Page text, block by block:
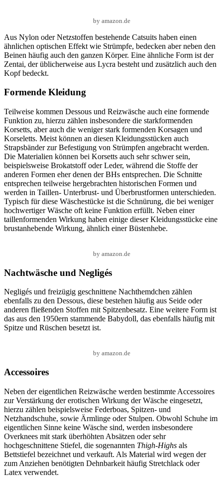
by amazon.de
Aus Nylon oder Netzstoffen bestehende Catsuits haben einen
ähnlichen optischen Effekt wie Strümpfe, bedecken aber neben den
Beinen häufig auch den ganzen Körper. Eine ähnliche Form ist der
Zentai, der üblicherweise aus Lycra besteht und zusätzlich auch den
Kopf bedeckt.
Formende Kleidung
Teilweise kommen Dessous und Reizwäsche auch eine formende
Funktion zu, hierzu zählen insbesondere die starkformenden
Korsetts, aber auch die weniger stark formenden Korsagen und
Korseletts. Meist können an diesen Kleidungsstücken auch
Strapsbänder zur Befestigung von Strümpfen angebracht werden.
Die Materialien können bei Korsetts auch sehr schwer sein,
beispielsweise Brokatstoff oder Leder, während die Stoffe der
anderen Formen eher denen der BHs entsprechen. Die Schnitte
entsprechen teilweise hergebrachten historischen Formen und
werden in Taillen- Unterbrust- und Überbrustformen unterschieden.
Typisch für diese Wäschestücke ist die Schnürung, die bei weniger
hochwertiger Wäsche oft keine Funktion erfüllt. Neben einer
taillenformenden Wirkung haben einige dieser Kleidungsstücke eine
brustanhebende Wirkung, ähnlich einer Büstenhebe.
by amazon.de
Nachtwäsche und Negligés
Negligés und freizügig geschnittene Nachthemdchen zählen
ebenfalls zu den Dessous, diese bestehen häufig aus Seide oder
anderen fließenden Stoffen mit Spitzenbesatz. Eine weitere Form ist
das aus den 1950ern stammende Babydoll, das ebenfalls häufig mit
Spitze und Rüschen besetzt ist.
by amazon.de
Accessoires
Neben der eigentlichen Reizwäsche werden bestimmte Accessoires
zur Verstärkung der erotischen Wirkung der Wäsche eingesetzt,
hierzu zählen beispielsweise Federboas, Spitzen- und
Netzhandschuhe, sowie Ärmlinge oder Stulpen. Obwohl Schuhe im
eigentlichen Sinne keine Wäsche sind, werden insbesondere
Overknees mit stark überhöhten Absätzen oder sehr
hochgeschnittene Stiefel, die sogenannten Thigh-Highs als
Bettstiefel bezeichnet und verkauft. Als Material wird wegen der
zum Anziehen benötigten Dehnbarkeit häufig Stretchlack oder
Latex verwendet.